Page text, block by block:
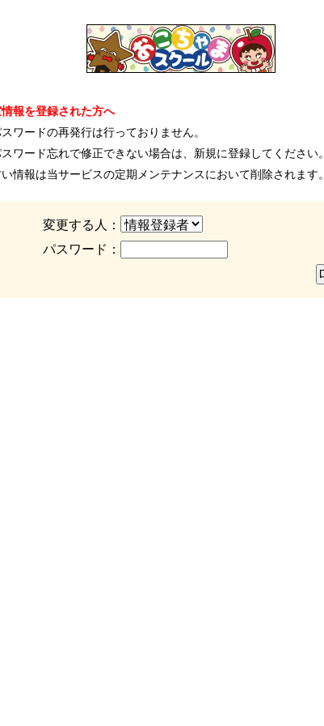
報を登録された方へ
スワードの再発行は行っておりません。
スワード忘れで修正できない場合は、新規に登録してください。
い情報は当サービスの定期メンテナンスにおいて削除されます。
変更する人：
パスワード：